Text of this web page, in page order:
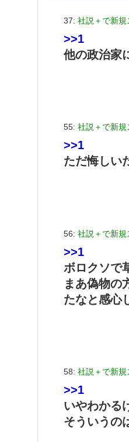
37: 社説＋で新規
>>1
他の政治家
55: 社説＋で新規
>>1
ただ悔しい
56: 社説＋で新規
>>1
ボロクソで
まあ偽物の
たなと感心
58: 社説＋で新規
>>1
いやわかる
そういうの